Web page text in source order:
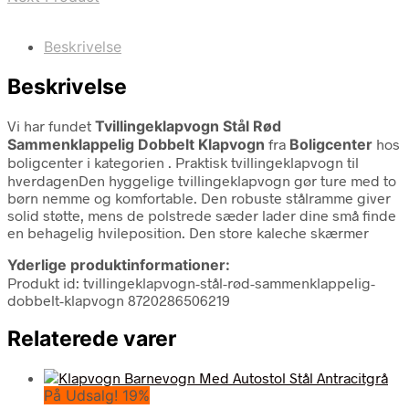
Beskrivelse
Beskrivelse
Vi har fundet Tvillingeklapvogn Stål Rød
Sammenklappelig Dobbelt Klapvogn fra Boligcenter hos
boligcenter i kategorien . Praktisk tvillingeklapvogn til
hverdagenDen hyggelige tvillingeklapvogn gør ture med to
børn nemme og komfortable. Den robuste stålramme giver
solid støtte, mens de polstrede sæder lader dine små finde
en behagelig hvileposition. Den store kaleche skærmer
Yderlige produktinformationer:
Produkt id: tvillingeklapvogn-stål-rød-sammenklappelig-
dobbelt-klapvogn 8720286506219
Relaterede varer
På Udsalg! 19%